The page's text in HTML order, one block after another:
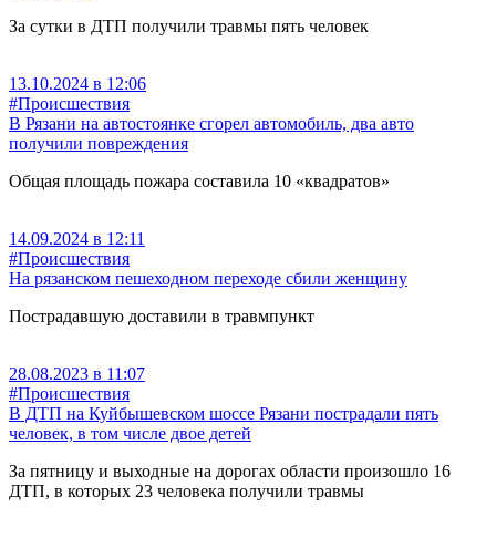
За сутки в ДТП получили травмы пять человек
13.10.2024 в 12:06
#Происшествия
В Рязани на автостоянке сгорел автомобиль, два авто
получили повреждения
Общая площадь пожара составила 10 «квадратов»
14.09.2024 в 12:11
#Происшествия
На рязанском пешеходном переходе сбили женщину
Пострадавшую доставили в травмпункт
28.08.2023 в 11:07
#Происшествия
В ДТП на Куйбышевском шоссе Рязани пострадали пять
человек, в том числе двое детей
За пятницу и выходные на дорогах области произошло 16
ДТП, в которых 23 человека получили травмы